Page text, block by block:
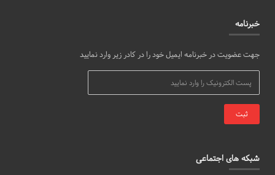
خبرنامه
جهت عضویت در خبرنامه ایمیل خود را در کادر زیر وارد نمایید
شبکه های اجتماعی